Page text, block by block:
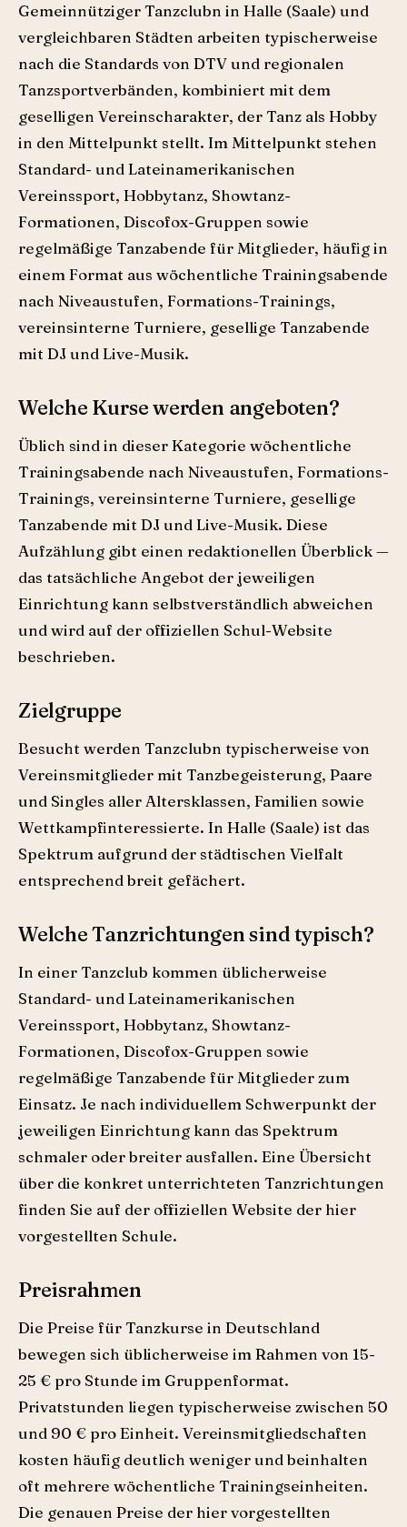
Gemeinnütziger Tanzclubn in Halle (Saale) und
vergleichbaren Städten arbeiten typischerweise
nach die Standards von DTV und regionalen
Tanzsportverbänden, kombiniert mit dem
geselligen Vereinscharakter, der Tanz als Hobby
in den Mittelpunkt stellt. Im Mittelpunkt stehen
Standard- und Lateinamerikanischen
Vereinssport, Hobbytanz, Showtanz-
Formationen, Discofox-Gruppen sowie
regelmäßige Tanzabende für Mitglieder, häufig in
einem Format aus wöchentliche Trainingsabende
nach Niveaustufen, Formations-Trainings,
vereinsinterne Turniere, gesellige Tanzabende
mit DJ und Live-Musik.
Welche Kurse werden angeboten?
Üblich sind in dieser Kategorie wöchentliche
Trainingsabende nach Niveaustufen, Formations-
Trainings, vereinsinterne Turniere, gesellige
Tanzabende mit DJ und Live-Musik. Diese
Aufzählung gibt einen redaktionellen Überblick —
das tatsächliche Angebot der jeweiligen
Einrichtung kann selbstverständlich abweichen
und wird auf der offiziellen Schul-Website
beschrieben.
Zielgruppe
Besucht werden Tanzclubn typischerweise von
Vereinsmitglieder mit Tanzbegeisterung, Paare
und Singles aller Altersklassen, Familien sowie
Wettkampfinteressierte. In Halle (Saale) ist das
Spektrum aufgrund der städtischen Vielfalt
entsprechend breit gefächert.
Welche Tanzrichtungen sind typisch?
In einer Tanzclub kommen üblicherweise
Standard- und Lateinamerikanischen
Vereinssport, Hobbytanz, Showtanz-
Formationen, Discofox-Gruppen sowie
regelmäßige Tanzabende für Mitglieder zum
Einsatz. Je nach individuellem Schwerpunkt der
jeweiligen Einrichtung kann das Spektrum
schmaler oder breiter ausfallen. Eine Übersicht
über die konkret unterrichteten Tanzrichtungen
finden Sie auf der offiziellen Website der hier
vorgestellten Schule.
Preisrahmen
Die Preise für Tanzkurse in Deutschland
bewegen sich üblicherweise im Rahmen von 15-
25 € pro Stunde im Gruppenformat.
Privatstunden liegen typischerweise zwischen 50
und 90 € pro Einheit. Vereinsmitgliedschaften
kosten häufig deutlich weniger und beinhalten
oft mehrere wöchentliche Trainingseinheiten.
Die genauen Preise der hier vorgestellten